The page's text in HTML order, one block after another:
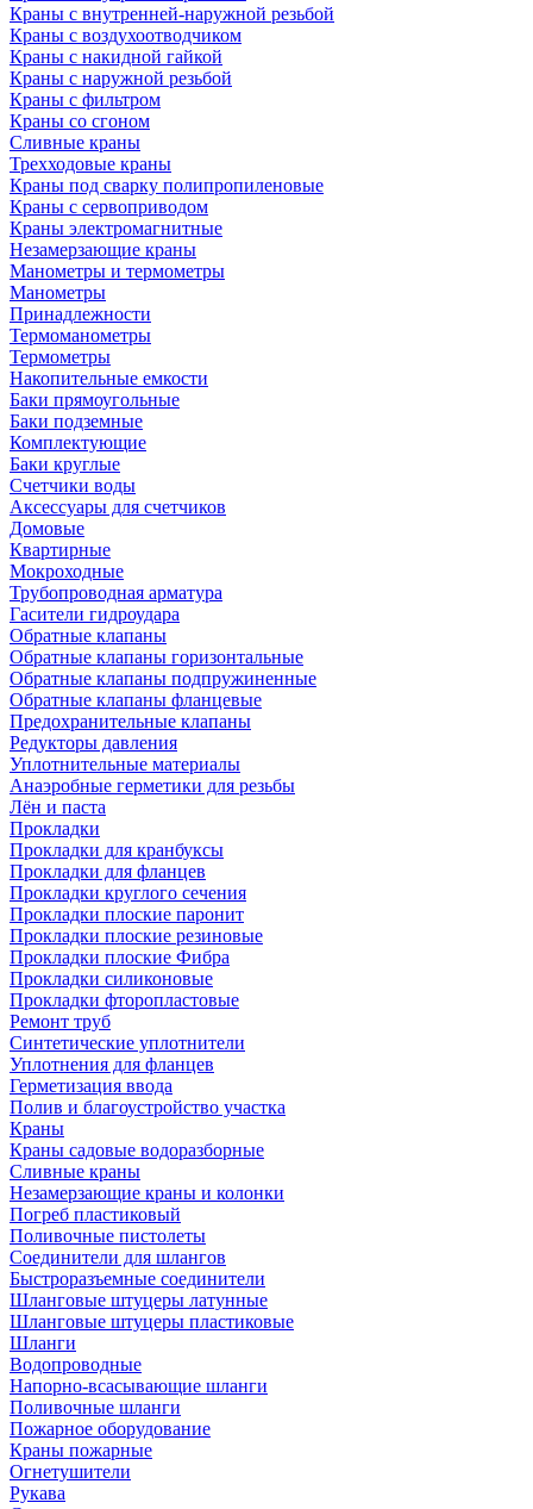
Краны с внутренней-наружной резьбой
Краны с воздухоотводчиком
Краны с накидной гайкой
Краны с наружной резьбой
Краны с фильтром
Краны со сгоном
Сливные краны
Трехходовые краны
Краны под сварку полипропиленовые
Краны с сервоприводом
Краны электромагнитные
Незамерзающие краны
Манометры и термометры
Манометры
Принадлежности
Термоманометры
Термометры
Накопительные емкости
Баки прямоугольные
Баки подземные
Комплектующие
Баки круглые
Счетчики воды
Аксессуары для счетчиков
Домовые
Квартирные
Мокроходные
Трубопроводная арматура
Гасители гидроудара
Обратные клапаны
Обратные клапаны горизонтальные
Обратные клапаны подпружиненные
Обратные клапаны фланцевые
Предохранительные клапаны
Редукторы давления
Уплотнительные материалы
Анаэробные герметики для резьбы
Лён и паста
Прокладки
Прокладки для кранбуксы
Прокладки для фланцев
Прокладки круглого сечения
Прокладки плоские паронит
Прокладки плоские резиновые
Прокладки плоские Фибра
Прокладки силиконовые
Прокладки фторопластовые
Ремонт труб
Синтетические уплотнители
Уплотнения для фланцев
Герметизация ввода
Полив и благоустройство участка
Краны
Краны садовые водоразборные
Сливные краны
Незамерзающие краны и колонки
Погреб пластиковый
Поливочные пистолеты
Соединители для шлангов
Быстроразъемные соединители
Шланговые штуцеры латунные
Шланговые штуцеры пластиковые
Шланги
Водопроводные
Напорно-всасывающие шланги
Поливочные шланги
Пожарное оборудование
Краны пожарные
Огнетушители
Рукава